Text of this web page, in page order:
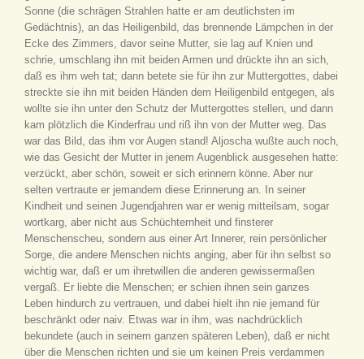
Sonne (die schrägen Strahlen hatte er am deutlichsten im
Gedächtnis), an das Heiligenbild, das brennende Lämpchen in der
Ecke des Zimmers, davor seine Mutter, sie lag auf Knien und
schrie, umschlang ihn mit beiden Armen und drückte ihn an sich,
daß es ihm weh tat; dann betete sie für ihn zur Muttergottes, dabei
streckte sie ihn mit beiden Händen dem Heiligenbild entgegen, als
wollte sie ihn unter den Schutz der Muttergottes stellen, und dann
kam plötzlich die Kinderfrau und riß ihn von der Mutter weg. Das
war das Bild, das ihm vor Augen stand! Aljoscha wußte auch noch,
wie das Gesicht der Mutter in jenem Augenblick ausgesehen hatte:
verzückt, aber schön, soweit er sich erinnern könne. Aber nur
selten vertraute er jemandem diese Erinnerung an. In seiner
Kindheit und seinen Jugendjahren war er wenig mitteilsam, sogar
wortkarg, aber nicht aus Schüchternheit und finsterer
Menschenscheu, sondern aus einer Art Innerer, rein persönlicher
Sorge, die andere Menschen nichts anging, aber für ihn selbst so
wichtig war, daß er um ihretwillen die anderen gewissermaßen
vergaß. Er liebte die Menschen; er schien ihnen sein ganzes
Leben hindurch zu vertrauen, und dabei hielt ihn nie jemand für
beschränkt oder naiv. Etwas war in ihm, was nachdrücklich
bekundete (auch in seinem ganzen späteren Leben), daß er nicht
über die Menschen richten und sie um keinen Preis verdammen